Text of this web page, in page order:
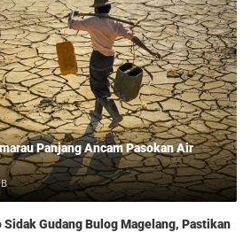
Panjang Ancam Pasokan Air
Sidak Gudang Bulog Magelang, Pastikan